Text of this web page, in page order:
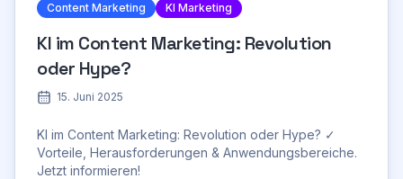
Content Marketing KI Marketing
KI im Content Marketing: Revolution
oder Hype?
15. Juni 2025
KI im Content Marketing: Revolution oder Hype? ✓
Vorteile, Herausforderungen & Anwendungsbereiche.
Jetzt informieren!